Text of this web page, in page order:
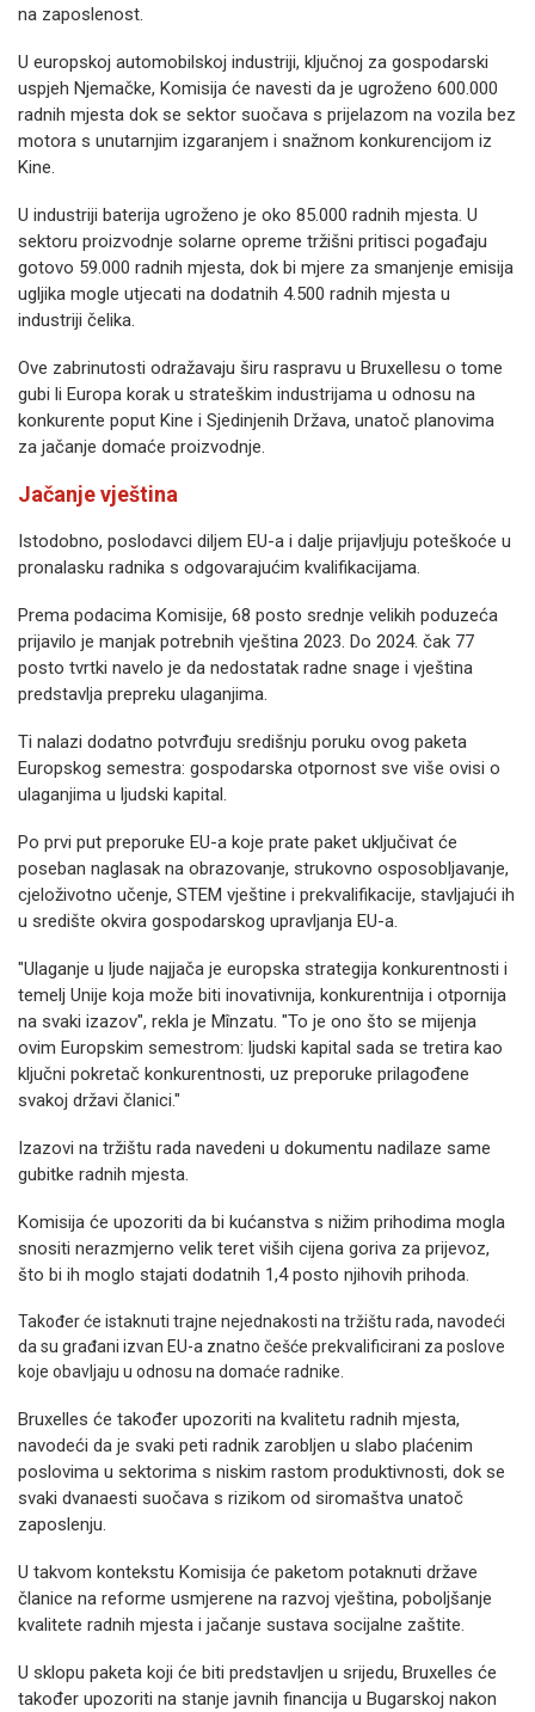
na zaposlenost.
U europskoj automobilskoj industriji, ključnoj za gospodarski
uspjeh Njemačke, Komisija će navesti da je ugroženo 600.000
radnih mjesta dok se sektor suočava s prijelazom na vozila bez
motora s unutarnjim izgaranjem i snažnom konkurencijom iz
Kine.
U industriji baterija ugroženo je oko 85.000 radnih mjesta. U
sektoru proizvodnje solarne opreme tržišni pritisci pogađaju
gotovo 59.000 radnih mjesta, dok bi mjere za smanjenje emisija
ugljika mogle utjecati na dodatnih 4.500 radnih mjesta u
industriji čelika.
Ove zabrinutosti odražavaju širu raspravu u Bruxellesu o tome
gubi li Europa korak u strateškim industrijama u odnosu na
konkurente poput Kine i Sjedinjenih Država, unatoč planovima
za jačanje domaće proizvodnje.
Jačanje vještina
Istodobno, poslodavci diljem EU-a i dalje prijavljuju poteškoće u
pronalasku radnika s odgovarajućim kvalifikacijama.
Prema podacima Komisije, 68 posto srednje velikih poduzeća
prijavilo je manjak potrebnih vještina 2023. Do 2024. čak 77
posto tvrtki navelo je da nedostatak radne snage i vještina
predstavlja prepreku ulaganjima.
Ti nalazi dodatno potvrđuju središnju poruku ovog paketa
Europskog semestra: gospodarska otpornost sve više ovisi o
ulaganjima u ljudski kapital.
Po prvi put preporuke EU-a koje prate paket uključivat će
poseban naglasak na obrazovanje, strukovno osposobljavanje,
cjeloživotno učenje, STEM vještine i prekvalifikacije, stavljajući ih
u središte okvira gospodarskog upravljanja EU-a.
"Ulaganje u ljude najjača je europska strategija konkurentnosti i
temelj Unije koja može biti inovativnija, konkurentnija i otpornija
na svaki izazov", rekla je Mînzatu. "To je ono što se mijenja
ovim Europskim semestrom: ljudski kapital sada se tretira kao
ključni pokretač konkurentnosti, uz preporuke prilagođene
svakoj državi članici."
Izazovi na tržištu rada navedeni u dokumentu nadilaze same
gubitke radnih mjesta.
Komisija će upozoriti da bi kućanstva s nižim prihodima mogla
snositi nerazmjerno velik teret viših cijena goriva za prijevoz,
što bi ih moglo stajati dodatnih 1,4 posto njihovih prihoda.
Također će istaknuti trajne nejednakosti na tržištu rada, navodeći
da su građani izvan EU-a znatno češće prekvalificirani za poslove
koje obavljaju u odnosu na domaće radnike.
Bruxelles će također upozoriti na kvalitetu radnih mjesta,
navodeći da je svaki peti radnik zarobljen u slabo plaćenim
poslovima u sektorima s niskim rastom produktivnosti, dok se
svaki dvanaesti suočava s rizikom od siromaštva unatoč
zaposlenju.
U takvom kontekstu Komisija će paketom potaknuti države
članice na reforme usmjerene na razvoj vještina, poboljšanje
kvalitete radnih mjesta i jačanje sustava socijalne zaštite.
U sklopu paketa koji će biti predstavljen u srijedu, Bruxelles će
također upozoriti na stanje javnih financija u Bugarskoj nakon